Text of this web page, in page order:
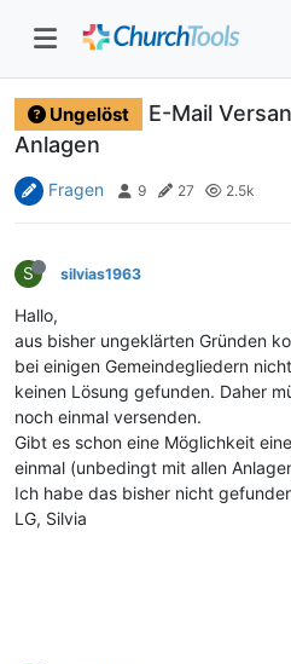
Ungelöst
E-Mail
Anlagen
Fragen 9 27 2.5k
S silvias1963
Hallo,
aus bisher ungeklärten Gründen
bei einigen Gemeindegliedern
keinen Lösung gefunden. Daher
noch einmal versenden.
Gibt es schon eine Möglichkeit
einmal (unbedingt mit allen
Ich habe das bisher nicht
LG, Silvia